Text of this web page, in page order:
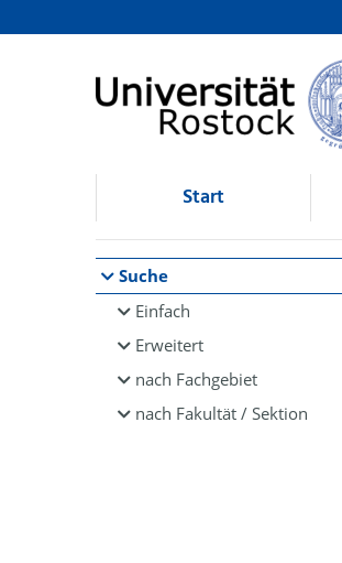
Browsen
direkt zum Inhalt
Start
Suche
Einfach
Erweitert
nach Fachgebiet
nach Fakultät / Sektion